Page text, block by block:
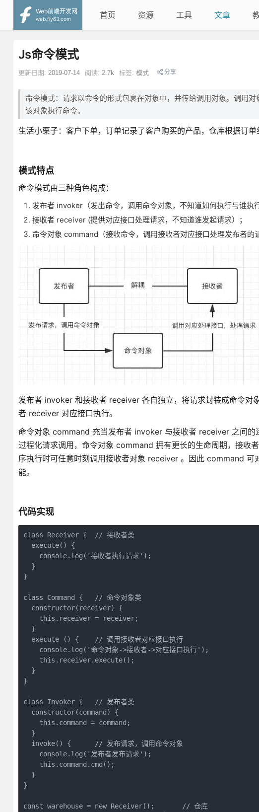
Web前端开发网
web.fly63.com
首页 资源 工具 文章
Js命令模式
更新日期: 2019-07-14 阅读: 2.7k 标签: 模式 分享
命令模式：请求以命令的形式包裹在对象中，并传给调用对象。调用
该对象执行命令。
生活小栗子：客户下单，订单记录了客户购买的产品，仓库根据订单
模式特点
命令模式由三种角色构成：
发布者 invoker（发出命令，调用命令对象，不知道如何执行与谁执行
接收者 receiver (提供对应接口处理请求，不知道谁发起请求）；
命令对象 command（接收命令，调用接收者对应接口处理发布者的
发布者 invoker 和接收者 receiver 各自独立，将请求封装成命令
者 receiver 对应接口执行。
命令对象 command 充当发布者 invoker 与接收者 receiver 之间的
过程化请求调用，命令对象 command 拥有更长的生命周期，接
序执行时可任意时刻调用接收者对象 receiver 。因此 command
能。
代码实现
class Receiver {  // 接收者类
  execute() {
    console.log('接收者执行请求');
  }
}
class Command {   // 命令对象类
  constructor(receiver) {
    this.receiver = receiver;
  }
  execute () {    // 调用接收者对应接口执行
    console.log('命令对象->接收者->对应接口执行');
    this.receiver.execute();
  }
}
class Invoker {   // 发布者类
  constructor(command) {
    this.command = command;
  }
  invoke() {      // 发布请求，调用命令对象
    console.log('发布者发布请求');
    this.command.cmd();
  }
}
const warehouse = new Receiver();       // 仓库